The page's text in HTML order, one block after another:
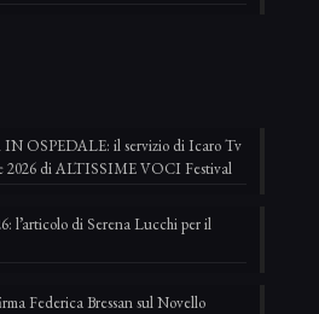
OSPEDALE: il servizio di Icaro Tv
2026 di ALTISSIME VOCI Festival
l’articolo di Serena Lucchi per il
Federica Bressan sul Novello